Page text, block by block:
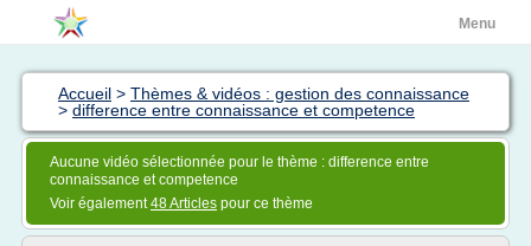
Menu
Accueil > Thèmes & vidéos : gestion des connaissance
> difference entre connaissance et competence
Aucune vidéo sélectionnée pour le thème : difference entre
connaissance et competence
Voir également48 Articles pour ce thème